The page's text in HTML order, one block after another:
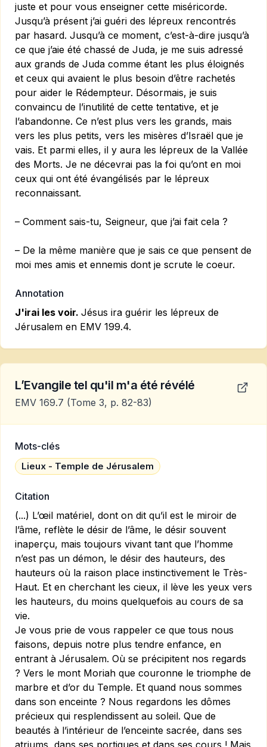
juste et pour vous enseigner cette miséricorde.
Jusqu’à présent j’ai guéri des lépreux rencontrés
par hasard. Jusqu’à ce moment, c’est-à-dire jusqu’à
ce que j’aie été chassé de Juda, je me suis adressé
aux grands de Juda comme étant les plus éloignés
et ceux qui avaient le plus besoin d’être rachetés
pour aider le Rédempteur. Désormais, je suis
convaincu de l’inutilité de cette tentative, et je
l’abandonne. Ce n’est plus vers les grands, mais
vers les plus petits, vers les misères d’Israël que je
vais. Et parmi elles, il y aura les lépreux de la Vallée
des Morts. Je ne décevrai pas la foi qu’ont en moi
ceux qui ont été évangélisés par le lépreux
reconnaissant.
– Comment sais-tu, Seigneur, que j’ai fait cela ?
– De la même manière que je sais ce que pensent de
moi mes amis et ennemis dont je scrute le coeur.
Annotation
J'irai les voir. Jésus ira guérir les lépreux de
Jérusalem en EMV 199.4.
L’Evangile tel qu'il m'a été révélé
EMV 169.7 (Tome 3, p. 82-83)
Mots-clés
Lieux - Temple de Jérusalem
Citation
(...) L’œil matériel, dont on dit qu’il est le miroir de
l’âme, reflète le désir de l’âme, le désir souvent
inaperçu, mais toujours vivant tant que l’homme
n’est pas un démon, le désir des hauteurs, des
hauteurs où la raison place instinctivement le Très-
Haut. Et en cherchant les cieux, il lève les yeux vers
les hauteurs, du moins quelquefois au cours de sa
vie.
Je vous prie de vous rappeler ce que tous nous
faisons, depuis notre plus tendre enfance, en
entrant à Jérusalem. Où se précipitent nos regards
? Vers le mont Moriah que couronne le triomphe de
marbre et d’or du Temple. Et quand nous sommes
dans son enceinte ? Nous regardons les dômes
précieux qui resplendissent au soleil. Que de
beautés à l’intérieur de l’enceinte sacrée, dans ses
atriums, dans ses portiques et dans ses cours ! Mais